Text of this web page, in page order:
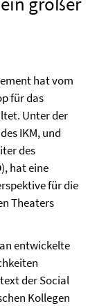
hat vom
für das
Unter der
IKM, und
des
hat eine
für die
Theaters
entwickelte
der Social
Kollegen